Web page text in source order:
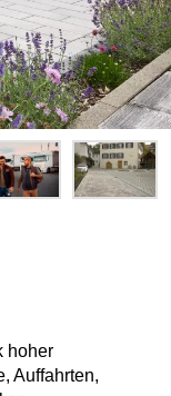
hoher
Auffahrten,